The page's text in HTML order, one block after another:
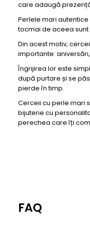
care adaugă
Perlele mari
tocmai de aceea sunt
Din acest motiv,
importante:
Îngrijirea lor este
după purtare și se
pierde în timp.
Cerceii cu perle mari
bijuterie cu
perechea care îți
FAQ